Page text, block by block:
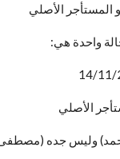
الأصلي
واحدة هي:
الأصلي
وليس جده